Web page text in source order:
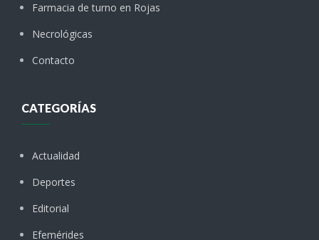
Farmacia de turno en Rojas
Necrológicas
Contacto
CATEGORÍAS
Actualidad
Deportes
Editorial
Efemérides